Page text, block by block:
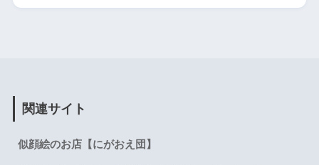
関連サイト
似顔絵のお店【にがおえ団】